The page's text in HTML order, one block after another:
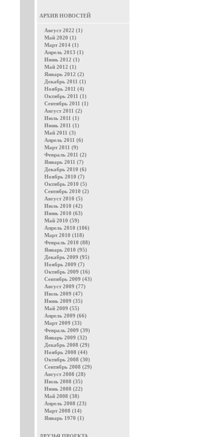
АРХИВ НОВОСТЕЙ
Август 2022 (1)
Май 2020 (1)
Март 2014 (1)
Апрель 2013 (1)
Июнь 2012 (1)
Май 2012 (1)
Январь 2012 (2)
Декабрь 2011 (1)
Ноябрь 2011 (4)
Октябрь 2011 (1)
Сентябрь 2011 (1)
Август 2011 (2)
Июль 2011 (1)
Июнь 2011 (1)
Май 2011 (3)
Апрель 2011 (6)
Март 2011 (9)
Февраль 2011 (2)
Январь 2011 (7)
Декабрь 2010 (6)
Ноябрь 2010 (7)
Октябрь 2010 (5)
Сентябрь 2010 (2)
Август 2010 (5)
Июль 2010 (42)
Июнь 2010 (63)
Май 2010 (59)
Апрель 2010 (106)
Март 2010 (118)
Февраль 2010 (88)
Январь 2010 (95)
Декабрь 2009 (95)
Ноябрь 2009 (7)
Октябрь 2009 (16)
Сентябрь 2009 (43)
Август 2009 (77)
Июль 2009 (47)
Июнь 2009 (35)
Май 2009 (55)
Апрель 2009 (66)
Март 2009 (33)
Февраль 2009 (39)
Январь 2009 (32)
Декабрь 2008 (29)
Ноябрь 2008 (44)
Октябрь 2008 (30)
Сентябрь 2008 (29)
Август 2008 (28)
Июль 2008 (35)
Июнь 2008 (22)
Май 2008 (38)
Апрель 2008 (23)
Март 2008 (14)
Январь 1970 (1)